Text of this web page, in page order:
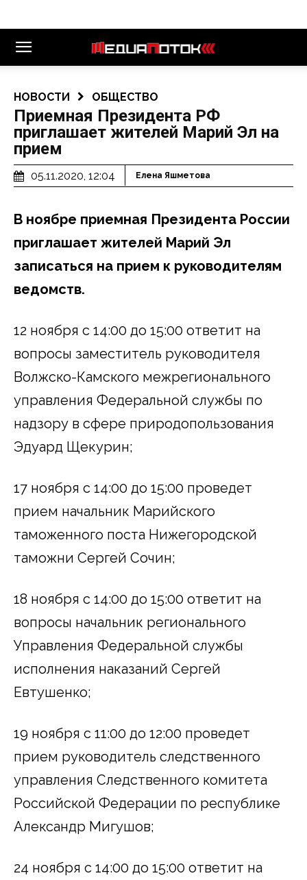
НОВОСТИ ОБЩЕСТВО
Приемная Президента РФ
приглашает жителей Марий Эл на
прием
05.11.2020, 12:04 Елена Яшметова
В ноябре приемная Президента России
приглашает жителей Марий Эл
записаться на прием к руководителям
ведомств.
12 ноября с 14:00 до 15:00 ответит на
вопросы заместитель руководителя
Волжско-Камского межрегионального
управления Федеральной службы по
надзору в сфере природопользования
Эдуард Щекурин;
17 ноября с 14:00 до 15:00 проведет
прием начальник Марийского
таможенного поста Нижегородской
таможни Сергей Сочин;
18 ноября с 14:00 до 15:00 ответит на
вопросы начальник регионального
Управления Федеральной службы
исполнения наказаний Сергей
Евтушенко;
19 ноября с 11:00 до 12:00 проведет
прием руководитель следственного
управления Следственного комитета
Российской Федерации по республике
Александр Мигушов;
24 ноября с 14:00 до 15:00 ответит на